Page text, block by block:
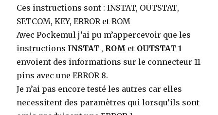
Ces instructions sont : INSTAT, OUTSTAT,
SETCOM, KEY, ERROR et ROM
Avec Pockemul j’ai pu m’appercevoir que les
instructions INSTAT , ROM et OUTSTAT 1
envoient des informations sur le connecteur 11
pins avec une ERROR 8.
Je n’ai pas encore testé les autres car elles
necessitent des paramètres qui lorsqu’ils sont